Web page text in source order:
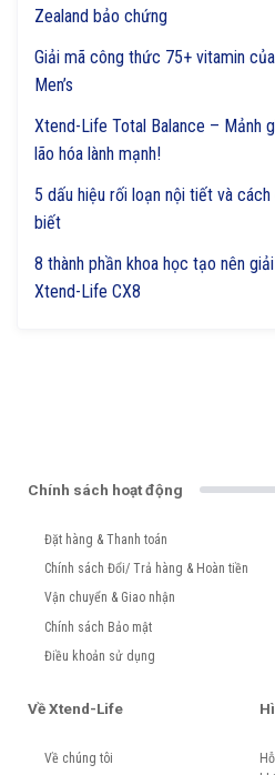
Zealand bảo chứng
Giải mã công thức 75+ vitamin
Men’s
Xtend-Life Total Balance – Mảnh
lão hóa lành mạnh!
5 dấu hiệu rối loạn nội tiết và
biết
8 thành phần khoa học tạo nên
Xtend-Life CX8
Chính sách hoạt động
Đặt hàng & Thanh toán
Chính sách Đổi/ Trả hàng & Hoàn tiền
Vận chuyển & Giao nhận
Chính sách Bảo mật
Điều khoản sử dụng
Về Xtend-Life
Về chúng tôi